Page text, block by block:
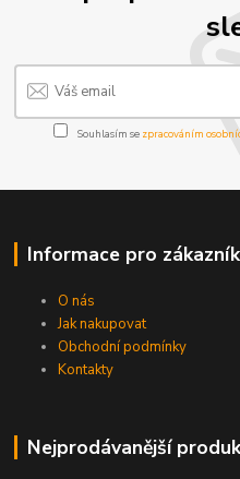
Souhlasím se zpracováním
Informace pro
O nás
Jak nakupovat
Obchodní podmínky
Kontakty
Nejprodávanější